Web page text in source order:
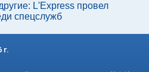
L'Express провел
спецслужб
г.